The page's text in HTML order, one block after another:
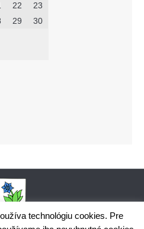
22
23
29
30
technológiu cookies. Pre